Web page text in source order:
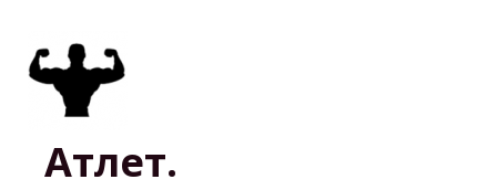
Атлет.